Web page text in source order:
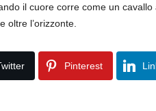
il cuore corre come un cavallo
oltre l’orizzonte.
Pinterest